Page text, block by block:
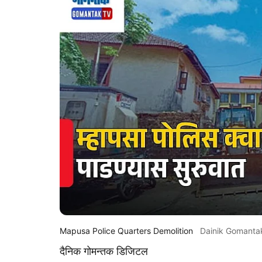
Mapusa Police Quarters Demolition Dainik
दैनिक गोमन्तक डिजिटल